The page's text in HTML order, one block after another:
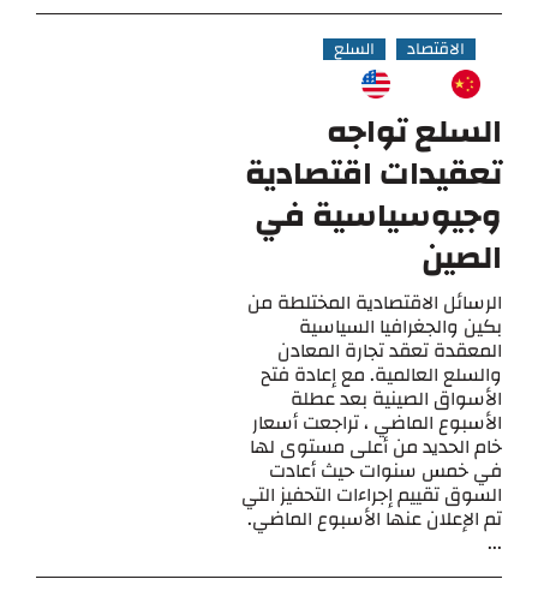
الاقتصاد السلع
السلع تواجه
تعقيدات اقتصادية
وجيوسياسية في
الصين
الرسائل الاقتصادية المختلطة من
بكين والجغرافيا السياسية
المعقدة تعقد تجارة المعادن
والسلع العالمية. مع إعادة فتح
الأسواق الصينية بعد عطلة
الأسبوع الماضي ، تراجعت أسعار
خام الحديد من أعلى مستوى لها
في خمس سنوات حيث أعادت
السوق تقييم إجراءات التحفيز التي
تم الإعلان عنها الأسبوع الماضي.
...